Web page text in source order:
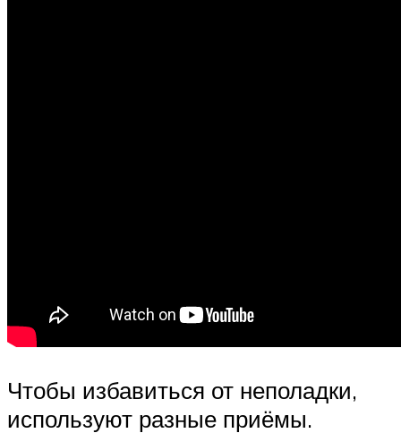
Чтобы избавиться от неполадки,
используют разные приёмы.